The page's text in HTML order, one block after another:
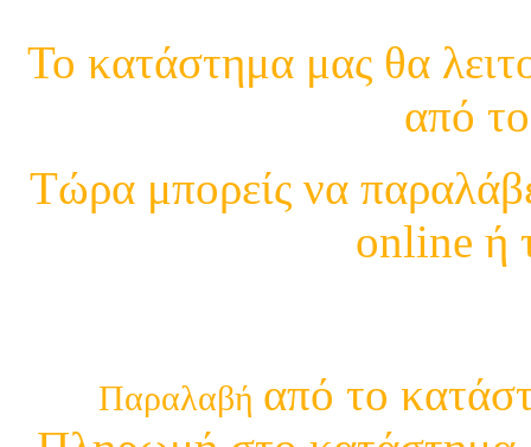
Το κατάστημα μας θα
από
Τώρα μπορείς να
online ή
Παραλαβή από το